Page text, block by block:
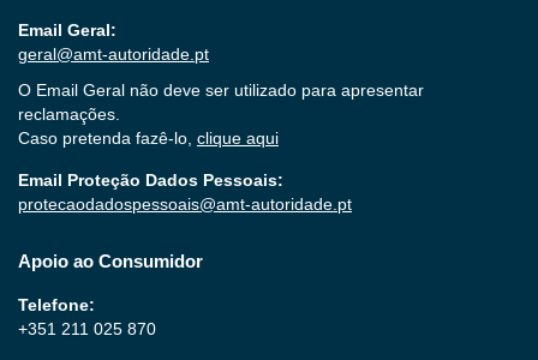
Email Geral:
geral@amt-autoridade.pt
O Email Geral não deve ser utilizado para apresentar
reclamações.
Caso pretenda fazê-lo, clique aqui
Email Proteção Dados Pessoais:
protecaodadospessoais@amt-autoridade.pt
Apoio ao Consumidor
Telefone:
+351 211 025 870